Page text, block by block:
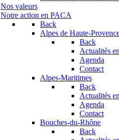
Nos valeurs
Notre action en PACA
Back
Alpes de Haute-
Back
Actualités
Agenda
Contact
Alpes-Maritimes
Back
Actualités
Agenda
Contact
Bouches-du-Rhône
Back